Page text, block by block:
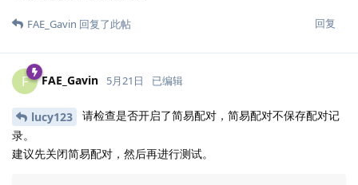
回复
FAE_Gavin 回复了此帖
F FAE_Gavin 5月21日 已编辑
lucy123
请检查是否开启了简易配对，简易配对不保存配对记
录。
建议先关闭简易配对，然后再进行测试。